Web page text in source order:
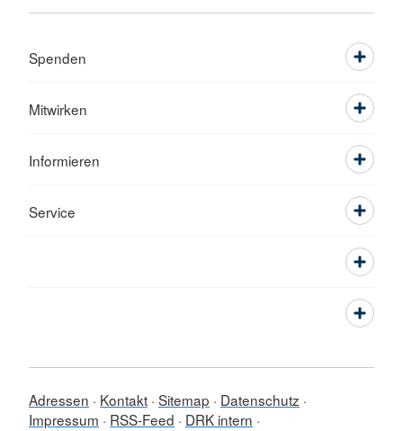
Spenden
Mitwirken
Informieren
Service
Adressen Kontakt Sitemap
Datenschutz
Impressum
RSS-Feed
DRK intern